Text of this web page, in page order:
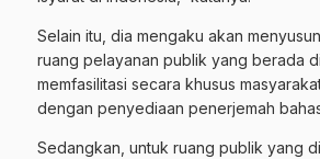
Selain itu, dia mengaku akan
ruang pelayanan publik yang berada
memfasilitasi secara khusus
dengan penyediaan penerjemah
Sedangkan, untuk ruang publik yang